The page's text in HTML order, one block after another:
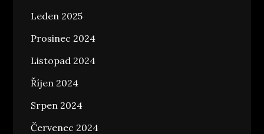
Leden 2025
Prosinec 2024
Listopad 2024
Říjen 2024
Srpen 2024
Červenec 2024